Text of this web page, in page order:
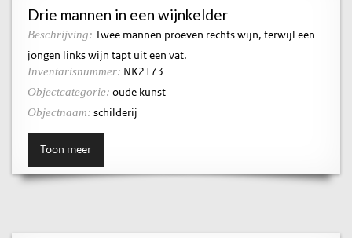
Drie mannen in een wijnkelder
Beschrijving: Twee mannen proeven rechts wijn, terwijl een
jongen links wijn tapt uit een vat.
Inventarisnummer: NK2173
Objectcategorie: oude kunst
Objectnaam: schilderij
Toon meer